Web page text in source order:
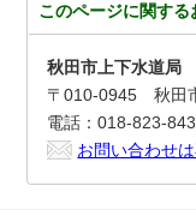
このページに関する
秋田市上下水道局
〒010-0945 秋田
電話：018-823-
お問い合わせ